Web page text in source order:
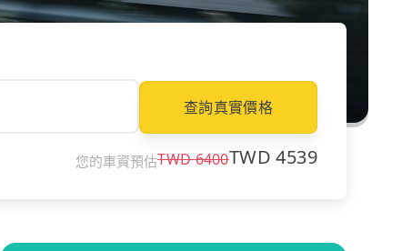
查詢真實價格
您的車資預估TWD6400TWD4539